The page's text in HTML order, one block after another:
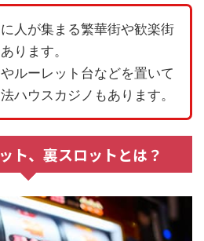
人が集まる繁華街や歓楽街
ります。
ルーレット台などを置いて
ハウスカジノもあります。
ト、裏スロットとは？